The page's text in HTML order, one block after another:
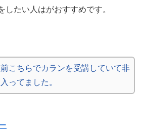
したい人はがおすすめです。
こちらでカランを受講していて非
ってました。